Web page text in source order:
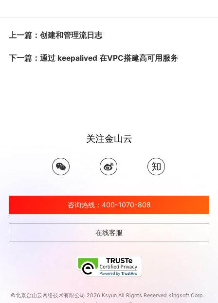
上一篇：创建和管理流日志
下一篇：通过 keepalived 在VPC搭建高可用服务
关注金山云
咨询热线：400-1070-808
在线客服
©北京金山云网络技术有限公司 2026 Ksyun All Rights Reserved Kingsoft Corp.